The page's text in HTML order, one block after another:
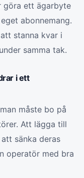
göra ett ägarbyte
abonnemang.
stanna kvar i
samma tak.
i ett
måste bo på
Att lägga till
sänka deras
operatör med bra